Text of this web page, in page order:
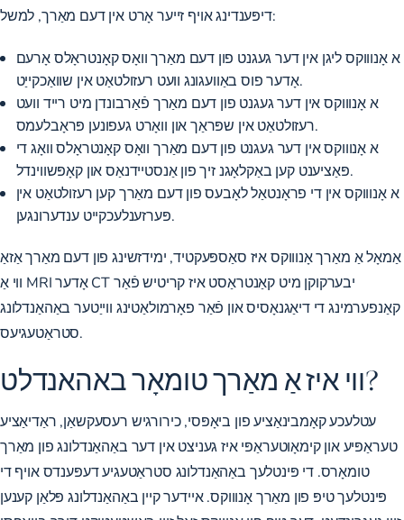
דיפּענדינג אויף זייער אָרט אין דעם מאַרך, למשל:
א אָנוווקס ליגן אין דער געגנט פון דעם מאַרך וואָס קאָנטראָלס אָרעם
אָדער פוס באַוועגונג וועט רעזולטאַט אין שוואַכקייַט.
א אָנוווקס אין דער געגנט פון דעם מאַרך פֿאַרבונדן מיט רייד וועט
רעזולטאַט אין שפּראַך און וואָרט געפונען פּראָבלעמס.
א אָנוווקס אין דער געגנט פון דעם מאַרך וואָס קאָנטראָלס וואָג די
פּאַציענט קען באַקלאָגנ זיך פון אַנסטיידנאַס און קאָפּשווינדל.
א אָנוווקס אין די פראָנטאַל לאָבעס פון דעם מאַרך קען רעזולטאַט אין
פּערזענלעכקייט ענדערונגען.
אַמאָל אַ מאַרך אָנוווקס איז סאַספּעקטיד, ימידזשינג פון דעם מאַרך אַזאַ
ווי אַ MRI אָדער CT יבערקוקן מיט קאַנטראַסט איז קריטיש פֿאַר
קאַנפערמינג די דיאַגנאָסיס און פֿאַר פאָרמולאַטינג ווייַטער באַהאַנדלונג
סטראַטעגיעס.
ווי איז אַ מאַרך טומאָר באהאנדלט?
עטלעכע קאָמבינאַציע פון ​​​​ביאָפּסי, כירורגיש רעסעקשאַן, ראַדיאַציע
טעראַפּיע און קימאָוטעראַפּי איז געניצט אין דער באַהאַנדלונג פון מאַרך
טומאָרס. די פּינטלעך באַהאַנדלונג סטראַטעגיע דעפּענדס אויף די
פּינטלעך טיפּ פון מאַרך אָנוווקס. איידער קיין באַהאַנדלונג פּלאַן קענען